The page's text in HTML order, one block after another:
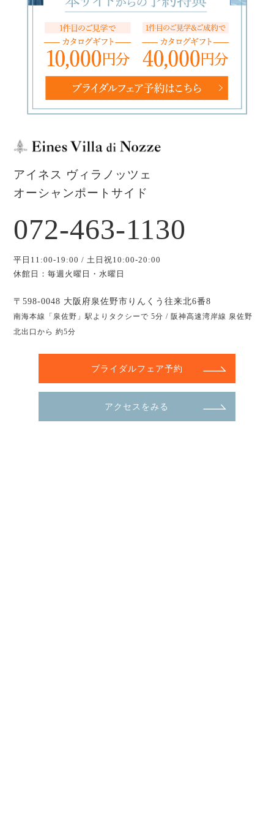
アイネス ヴィラノッツェ
オーシャンポートサイド
072-463-1130
平日11:00-19:00 / 土日祝10:00-20:00
休館日：毎週火曜日・水曜日
〒598-0048 大阪府泉佐野市りんくう往来北6番8
南海本線「泉佐野」駅よりタクシーで 5分 / 阪神高速湾岸線 泉佐野
北出口から 約5分
ブライダルフェア予約
アクセスをみる